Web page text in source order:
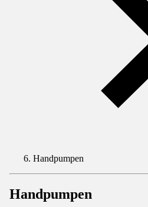
Handpumpen
Handpumpen